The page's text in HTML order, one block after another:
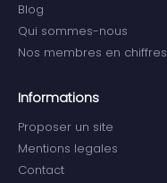
Blog
Qui sommes-nous
Nos membres en chiffres
Informations
Proposer un site
Mentions legales
Contact